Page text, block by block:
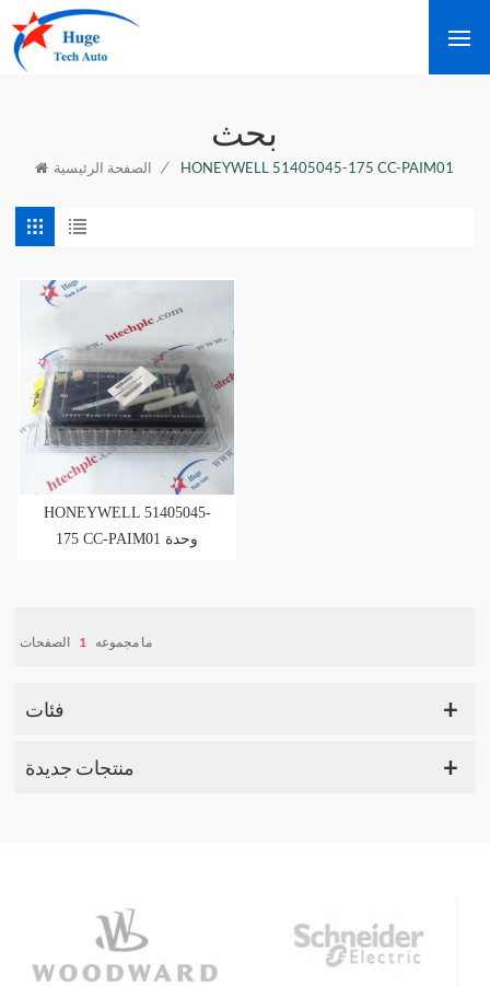
بحث
الصفحة الرئيسية / HONEYWELL 51405045-175 CC-PAIM01
HONEYWELL 51405045-
175 CC-PAIM01 وحدة
ما مجموعه 1 الصفحات
فئات
منتجات جديدة